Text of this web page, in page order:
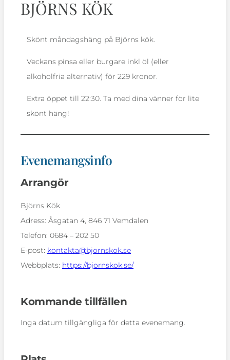
BJÖRNS KÖK
Skönt måndagshäng på Björns kök.
Veckans pinsa eller burgare inkl öl (eller
alkoholfria alternativ) för 229 kronor.
Extra öppet till 22:30. Ta med dina vänner för lite
skönt häng!
Evenemangsinfo
Arrangör
Björns Kök
Adress: Åsgatan 4, 846 71 Vemdalen
Telefon: 0684 – 202 50
E-post: kontakta@bjornskok.se
Webbplats: https://bjornskok.se/
Kommande tillfällen
Inga datum tillgängliga för detta evenemang.